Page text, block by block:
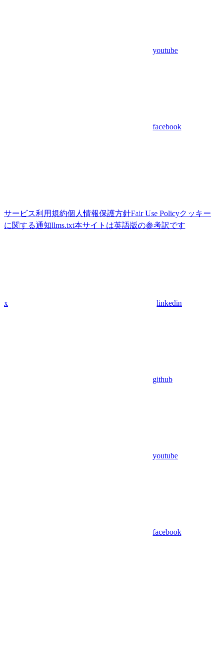
youtube
facebook
サービス利用規約個人情報保護方針Fair Use Policyクッキー
に関する通知llms.txt本サイトは英語版の参考訳です
x linkedin
github
youtube
facebook